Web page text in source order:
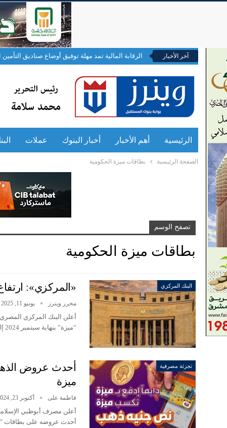
آخر الأخبار الرقابة المالية تمد مهلة توفيق أوضاع صناديق التأمين
الرئيسية أهم الأخبار أخبار البنوك عملات
الصفحة الرئيسية بطاقات ميزة الحكومية
تصفح الوسم
بطاقات ميزة الحكومية
البنك المركزي «المركزي»: ارتفاع
محرر وينرز يونيو 11, 2025
أعلن البنك المركزي
“ميزة” بنهاية سبتمبر 2024 إلى 41…
تجزئة مصرفية
أحدث عروض
ميزة
فاطمة على أكتوبر 23, 2024
أعلن مصرف أبوظبي
أحدث عروضه على بطاقات